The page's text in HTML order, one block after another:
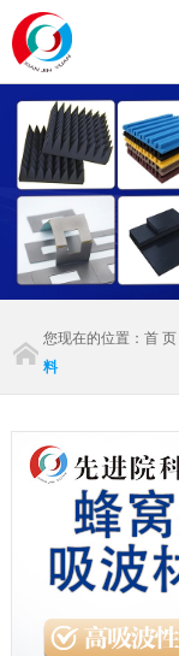
您现在的位置：首 页
料